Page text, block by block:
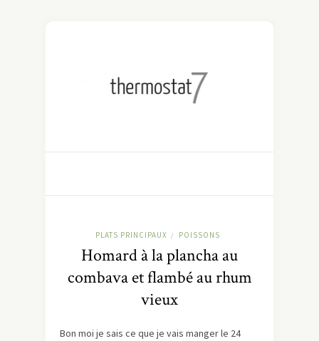
PLATS PRINCIPAUX / POISSONS
Homard à la plancha au
combava et flambé au rhum
vieux
Bon moi je sais ce que je vais manger le 24